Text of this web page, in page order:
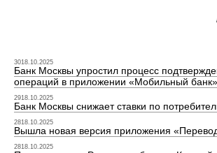
3018.10.2025
Банк Москвы упростил процесс
операций в приложении «Мобильный банк»
2918.10.2025
Банк Москвы снижает ставки по
2818.10.2025
Вышла новая версия приложения
2818.10.2025